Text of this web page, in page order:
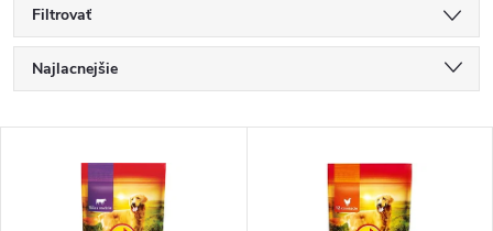
Filtrovať
R
a
Najlacnejšie
Abecedne